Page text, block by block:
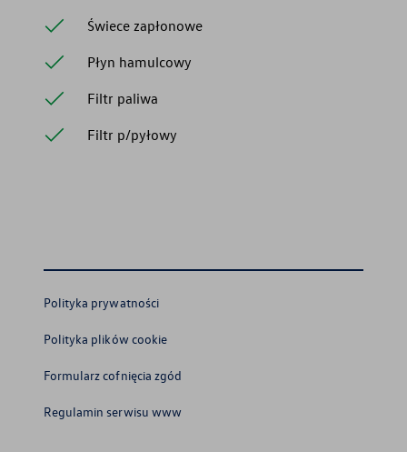
Świece zapłonowe
Płyn hamulcowy
Filtr paliwa
Filtr p/pyłowy
Polityka prywatności
Polityka plików cookie
Formularz cofnięcia zgód
Regulamin serwisu www